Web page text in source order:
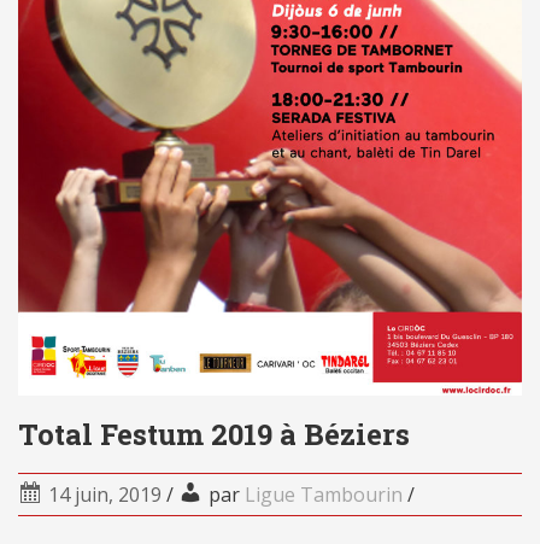
Total Festum 2019 à Béziers
14 juin, 2019 / par Ligue Tambourin /